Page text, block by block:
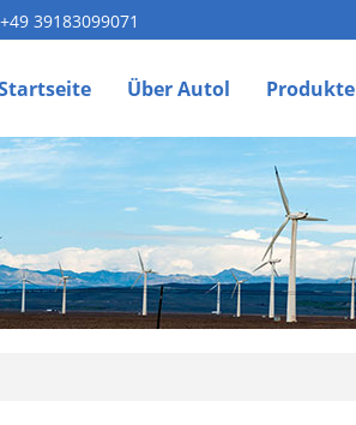
39183099071
Über Autol Produkte